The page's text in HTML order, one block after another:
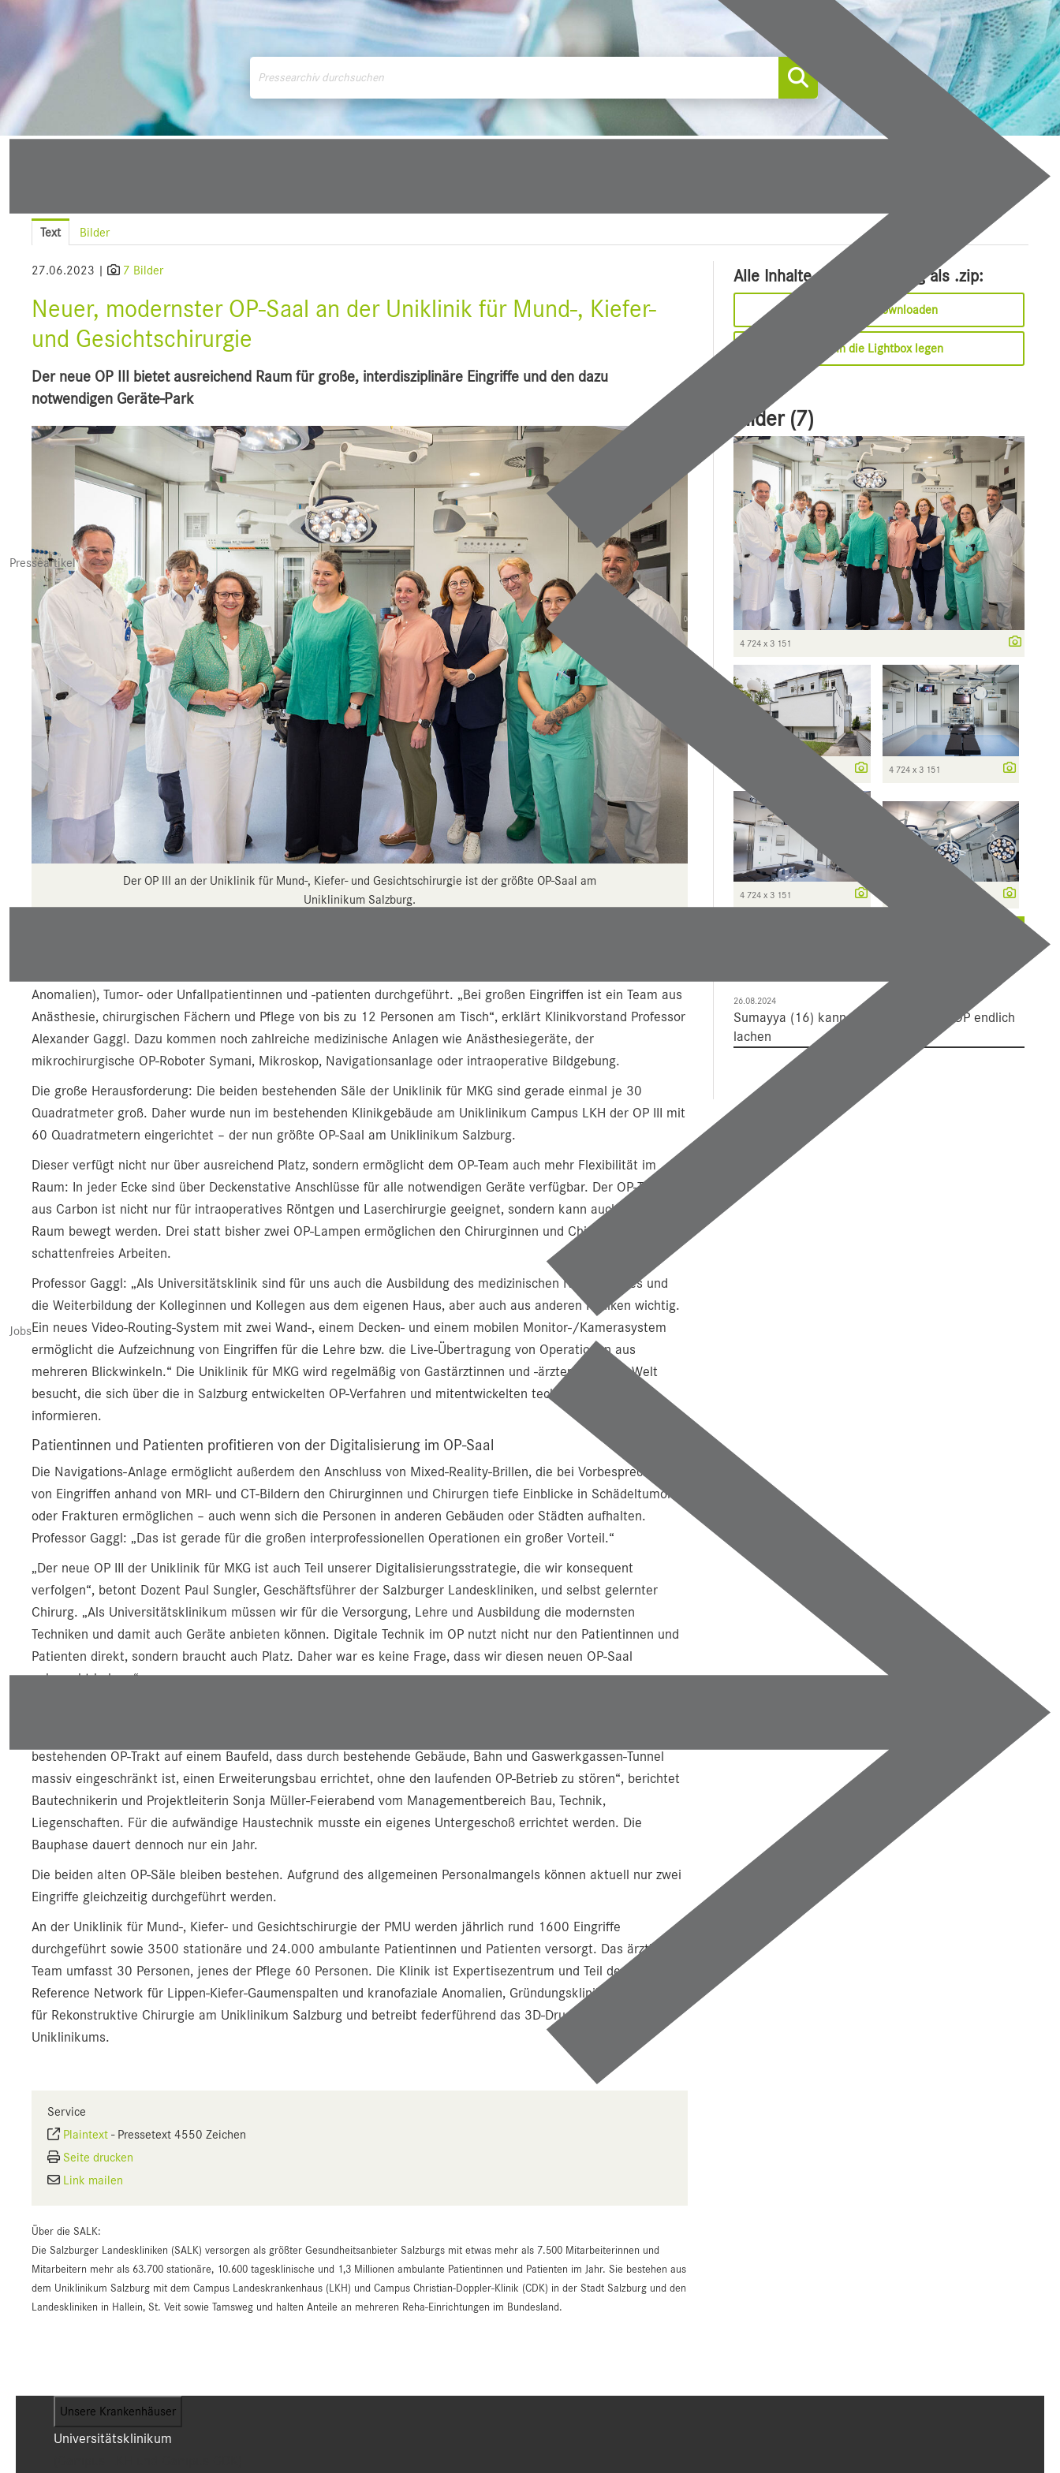
Presseartikel
Jobs
Text Bilder
27.06.2023 | 7 Bilder
Neuer, modernster OP-Saal an der Uniklinik für Mund-, Kiefer-
und Gesichtschirurgie
Der neue OP III bietet ausreichend Raum für große, interdisziplinäre Eingriffe und den dazu
notwendigen Geräte-Park
Der OP III an der Uniklinik für Mund-, Kiefer- und Gesichtschirurgie ist der größte OP-Saal am
Uniklinikum Salzburg.
Anomalien), Tumor- oder Unfallpatientinnen und -patienten durchgeführt. „Bei großen Eingriffen ist ein Team aus
Anästhesie, chirurgischen Fächern und Pflege von bis zu 12 Personen am Tisch“, erklärt Klinikvorstand Professor
Alexander Gaggl. Dazu kommen noch zahlreiche medizinische Anlagen wie Anästhesiegeräte, der
mikrochirurgische OP-Roboter Symani, Mikroskop, Navigationsanlage oder intraoperative Bildgebung.
Die große Herausforderung: Die beiden bestehenden Säle der Uniklinik für MKG sind gerade einmal je 30
Quadratmeter groß. Daher wurde nun im bestehenden Klinikgebäude am Uniklinikum Campus LKH der OP III mit
60 Quadratmetern eingerichtet – der nun größte OP-Saal am Uniklinikum Salzburg.
Dieser verfügt nicht nur über ausreichend Platz, sondern ermöglicht dem OP-Team auch mehr Flexibilität im
Raum: In jeder Ecke sind über Deckenstative Anschlüsse für alle notwendigen Geräte verfügbar. Der OP-Tisch
aus Carbon ist nicht nur für intraoperatives Röntgen und Laserchirurgie geeignet, sondern kann auch frei im
Raum bewegt werden. Drei statt bisher zwei OP-Lampen ermöglichen den Chirurginnen und Chirurgen
schattenfreies Arbeiten.
Professor Gaggl: „Als Universitätsklinik sind für uns auch die Ausbildung des medizinischen Nachwuchses und
die Weiterbildung der Kolleginnen und Kollegen aus dem eigenen Haus, aber auch aus anderen Kliniken wichtig.
Ein neues Video-Routing-System mit zwei Wand-, einem Decken- und einem mobilen Monitor-/Kamerasystem
ermöglicht die Aufzeichnung von Eingriffen für die Lehre bzw. die Live-Übertragung von Operationen aus
mehreren Blickwinkeln.“ Die Uniklinik für MKG wird regelmäßig von Gastärztinnen und -ärzten aus aller Welt
besucht, die sich über die in Salzburg entwickelten OP-Verfahren und mitentwickelten technischen Geräte
informieren.
Patientinnen und Patienten profitieren von der Digitalisierung im OP-Saal
Die Navigations-Anlage ermöglicht außerdem den Anschluss von Mixed-Reality-Brillen, die bei Vorbesprechungen
von Eingriffen anhand von MRI- und CT-Bildern den Chirurginnen und Chirurgen tiefe Einblicke in Schädeltumore
oder Frakturen ermöglichen – auch wenn sich die Personen in anderen Gebäuden oder Städten aufhalten.
Professor Gaggl: „Das ist gerade für die großen interprofessionellen Operationen ein großer Vorteil.“
„Der neue OP III der Uniklinik für MKG ist auch Teil unserer Digitalisierungsstrategie, die wir konsequent
verfolgen“, betont Dozent Paul Sungler, Geschäftsführer der Salzburger Landeskliniken, und selbst gelernter
Chirurg. „Als Universitätsklinikum müssen wir für die Versorgung, Lehre und Ausbildung die modernsten
Techniken und damit auch Geräte anbieten können. Digitale Technik im OP nutzt nicht nur den Patientinnen und
Patienten direkt, sondern braucht auch Platz. Daher war es keine Frage, dass wir diesen neuen OP-Saal
gebraucht haben.“
bestehenden OP-Trakt auf einem Baufeld, dass durch bestehende Gebäude, Bahn und Gaswerkgassen-Tunnel
massiv eingeschränkt ist, einen Erweiterungsbau errichtet, ohne den laufenden OP-Betrieb zu stören“, berichtet
Bautechnikerin und Projektleiterin Sonja Müller-Feierabend vom Managementbereich Bau, Technik,
Liegenschaften. Für die aufwändige Haustechnik musste ein eigenes Untergeschoß errichtet werden. Die
Bauphase dauert dennoch nur ein Jahr.
Die beiden alten OP-Säle bleiben bestehen. Aufgrund des allgemeinen Personalmangels können aktuell nur zwei
Eingriffe gleichzeitig durchgeführt werden.
An der Uniklinik für Mund-, Kiefer- und Gesichtschirurgie der PMU werden jährlich rund 1600 Eingriffe
durchgeführt sowie 3500 stationäre und 24.000 ambulante Patientinnen und Patienten versorgt. Das ärztliche
Team umfasst 30 Personen, jenes der Pflege 60 Personen. Die Klinik ist Expertisezentrum und Teil des European
Reference Network für Lippen-Kiefer-Gaumenspalten und kranofaziale Anomalien, Gründungsklinik des Zentrums
für Rekonstruktive Chirurgie am Uniklinikum Salzburg und betreibt federführend das 3D-Drucklabor des
Uniklinikums.
Service
Plaintext - Pressetext 4550 Zeichen
Seite drucken
Link mailen
Über die SALK:
Die Salzburger Landeskliniken (SALK) versorgen als größter Gesundheitsanbieter Salzburgs mit etwas mehr als 7.500 Mitarbeiterinnen und
Mitarbeitern mehr als 63.700 stationäre, 10.600 tagesklinische und 1,3 Millionen ambulante Patientinnen und Patienten im Jahr. Sie bestehen aus
dem Uniklinikum Salzburg mit dem Campus Landeskrankenhaus (LKH) und Campus Christian-Doppler-Klinik (CDK) in der Stadt Salzburg und den
Landeskliniken in Hallein, St. Veit sowie Tamsweg und halten Anteile an mehreren Reha-Einrichtungen im Bundesland.
Alle Inhalte dieser Meldung als .zip:
Sofort downloaden
In die Lightbox legen
Bilder (7)
4 724 x 3 151
4 724 x 3 151
4 724 x 3 151
26.08.2024
Sumayya (16) kann nach 20-Stunden-OP endlich
lachen
Unsere Krankenhäuser
Universitätsklinikum